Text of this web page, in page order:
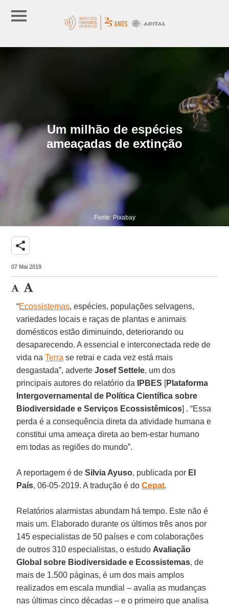
Um milhão de espécies
ameaçadas de extinção
Fonte: Pixabay
share
07 Mai 2019
“Ecossistemas, espécies, populações selvagens,
variedades locais e raças de plantas e animais
domésticos estão diminuindo, deteriorando ou
desaparecendo. A essencial e interconectada rede de
vida naTerra se retrai e cada vez está mais
desgastada”, adverteJosef Settele, um dos
principais autores do relatório da
IPBES [Plataforma
Intergovernamental de Política Científica sobre
Biodiversidade e Serviços Ecossistêmicos] . “Essa
perda é a consequência direta da atividade humana e
constitui uma ameaça direta ao bem-estar humano
em todas as regiões do mundo”.
A reportagem é deSilvia Ayuso, publicada por El
País, 06-05-2019. A tradução é doCepat.
Relatórios alarmistas abundam há tempo. Este não é
mais um. Elaborado durante os últimos três anos por
145 especialistas de 50 países e com colaborações
de outros 310 especialistas, o estudo Avaliação
Global sobre Biodiversidade e Ecossistemas, de
mais de 1.500 páginas, é um dos mais amplos
realizados em escala mundial – avalia as mudanças
nas últimas cinco décadas – e o primeiro que analisa